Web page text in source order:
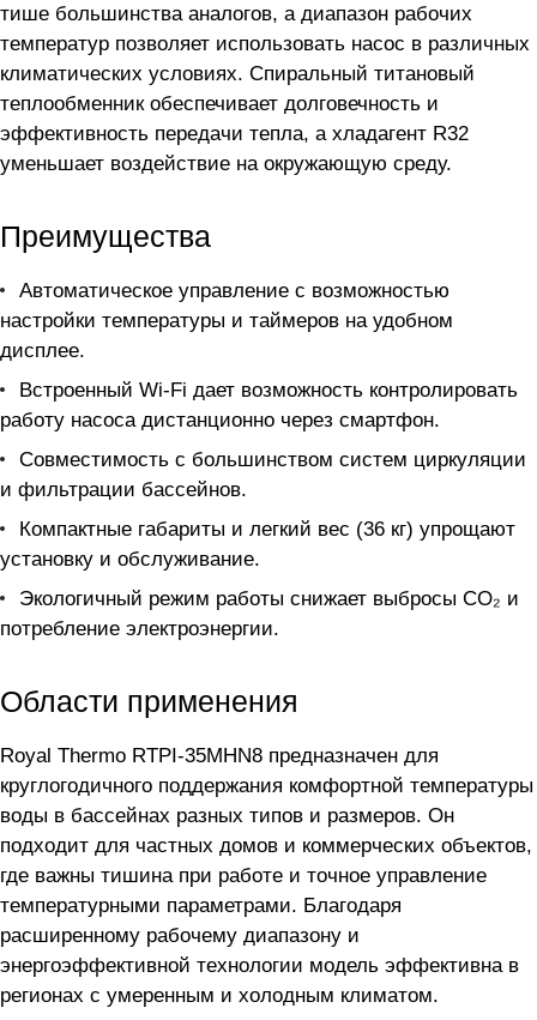
тише большинства аналогов, а диапазон рабочих
температур позволяет использовать насос в различных
климатических условиях. Спиральный титановый
теплообменник обеспечивает долговечность и
эффективность передачи тепла, а хладагент R32
уменьшает воздействие на окружающую среду.
Преимущества
Автоматическое управление с возможностью
настройки температуры и таймеров на удобном
дисплее.
Встроенный Wi-Fi дает возможность контролировать
работу насоса дистанционно через смартфон.
Совместимость с большинством систем циркуляции
и фильтрации бассейнов.
Компактные габариты и легкий вес (36 кг) упрощают
установку и обслуживание.
Экологичный режим работы снижает выбросы CO₂ и
потребление электроэнергии.
Области применения
Royal Thermo RTPI-35MHN8 предназначен для
круглогодичного поддержания комфортной температуры
воды в бассейнах разных типов и размеров. Он
подходит для частных домов и коммерческих объектов,
где важны тишина при работе и точное управление
температурными параметрами. Благодаря
расширенному рабочему диапазону и
энергоэффективной технологии модель эффективна в
регионах с умеренным и холодным климатом.